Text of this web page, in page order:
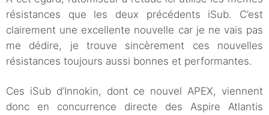
résistances que les deux précédents iSub. C’est
clairement une excellente nouvelle car je ne vais pas
me dédire, je trouve sincèrement ces nouvelles
résistances toujours aussi bonnes et performantes.
Ces iSub d’Innokin, dont ce nouvel APEX, viennent
donc en concurrence directe des Aspire Atlantis